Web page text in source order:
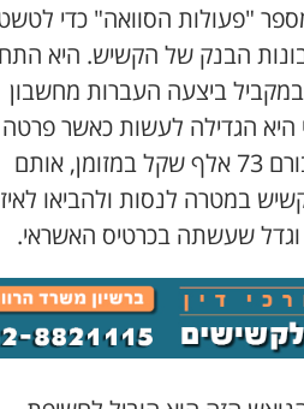
"פעולות הסוואה" כדי
הבנק של הקשיש. היא
ביצעה העברות מחשבון
צ'קים בצ'יינג' מקומי, וקיבלה עבורם 73 אלף שקל במזומן, אותם
במטרה לנסות ולהביאו
וגדל שעשתה בכרטיס האשראי.